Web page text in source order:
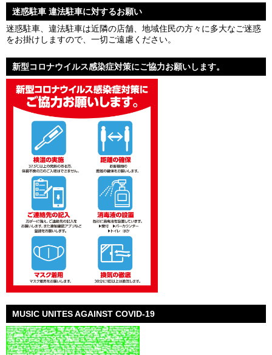
迷惑駐車 違法駐車に対するお願い
迷惑駐車、違法駐車は近隣の店舗、地域住民の方々に多大なご迷惑
をお掛けしますので、一切ご遠慮ください。
新型コロナウイルス感染症対策にご協力お願いします。
MUSIC UNITES AGAINST COVID-19